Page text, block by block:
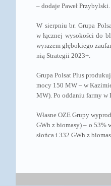
– dodaje Paweł Przybylski.
W sierpniu br. Grupa
w łącznej wysokości do
wyrazem głębokiego
nią Strategii 2023+.
Grupa Polsat Plus
mocy 150 MW – w
MW). Po oddaniu farmy w
Własne OZE Grupy
GWh z biomasy) – o 53%
słońca i 332 GWh z